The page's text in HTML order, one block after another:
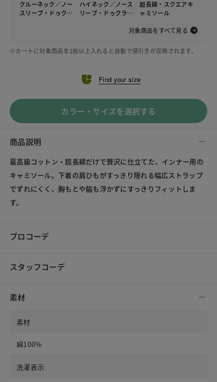
クルーネック／ノー
スリーブ・ドゥクラ
ハイネック／ノース
リーブ・ドゥクラッ
超長綿・スクエアキ
ャミソール
対象商品をすべて見る
※カートに対象商品を2枚以上入れると自動で値引きが反映されます。
Find your size
カラー・サイズを選択する
商品説明
最高級コットン・超長綿だけで贅沢に仕立てた、インナー用の
キャミソール。下着の肩ひもがすっきり隠れる幅広ストラップ
でずれにくく、胸もとや脇も浮かずにすっきりフィットしま
す。
プロコーデ
スタッフコーデ
素材
素材
綿100%
洗濯表示